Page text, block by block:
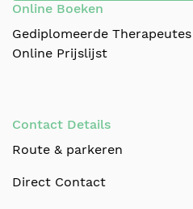
Online Boeken
Gediplomeerde Therapeutes
Online Prijslijst
Contact Details
Route & parkeren
Direct Contact